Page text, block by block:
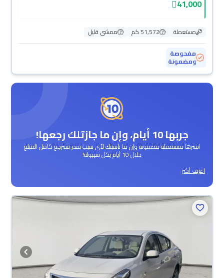
41,000
مستعملة 51,572 كم
ممشى قليل
مفحوصة
ومضمونة
جربها 10 أيام، وإن ما جازتلك رجعها!
اشترها مستعملة مضمونة وإن ما ناسبتك لأي سبب تقدر تسترجع كامل المبلغ
خلال 10 أيام بكل سهولة!
اعرف أكثر